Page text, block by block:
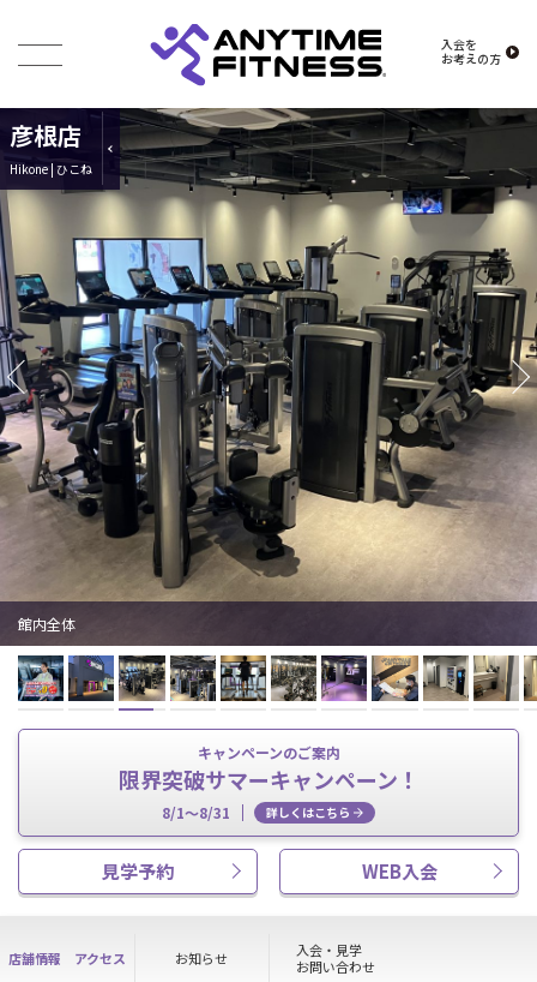
入会を
お考えの方
彦根店
Hikone | ひこね
館内全体
キャンペーンのご案内
限界突破サマーキャンペーン！
8/1～8/31 詳しくはこちら
見学予約 WEB入会
店舗情報 アクセス お知らせ
入会・見学
お問い合わせ